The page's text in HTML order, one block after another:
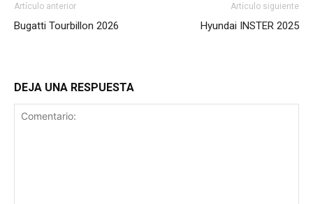
Artículo anterior
Bugatti Tourbillon 2026
Artículo siguiente
Hyundai INSTER 2025
DEJA UNA RESPUESTA